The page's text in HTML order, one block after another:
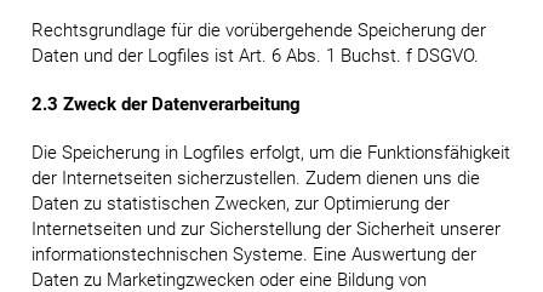
Rechtsgrundlage für die vorübergehende Speicherung der
Daten und der Logfiles ist Art. 6 Abs. 1 Buchst. f DSGVO.
2.3 Zweck der Datenverarbeitung
Die Speicherung in Logfiles erfolgt, um die Funktionsfähigkeit
der Internetseiten sicherzustellen. Zudem dienen uns die
Daten zu statistischen Zwecken, zur Optimierung der
Internetseiten und zur Sicherstellung der Sicherheit unserer
informationstechnischen Systeme. Eine Auswertung der
Daten zu Marketingzwecken oder eine Bildung von